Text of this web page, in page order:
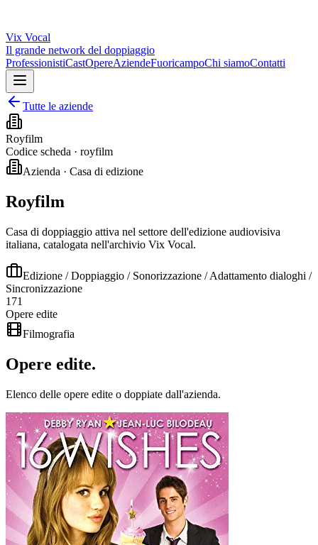
Vix Vocal
Il grande network del doppiaggio
ProfessionistiCastOpereAziendeFuoricampoChi siamoContatti
Tutte le aziende
Royfilm
Codice scheda · royfilm
Azienda · Casa di edizione
Royfilm
Casa di doppiaggio attiva nel settore dell'edizione audiovisiva
italiana, catalogata nell'archivio Vix Vocal.
Edizione / Doppiaggio / Sonorizzazione / Adattamento dialoghi /
Sincronizzazione
171
Opere edite
Filmografia
Opere edite.
Elenco delle opere edite o doppiate dall'azienda.